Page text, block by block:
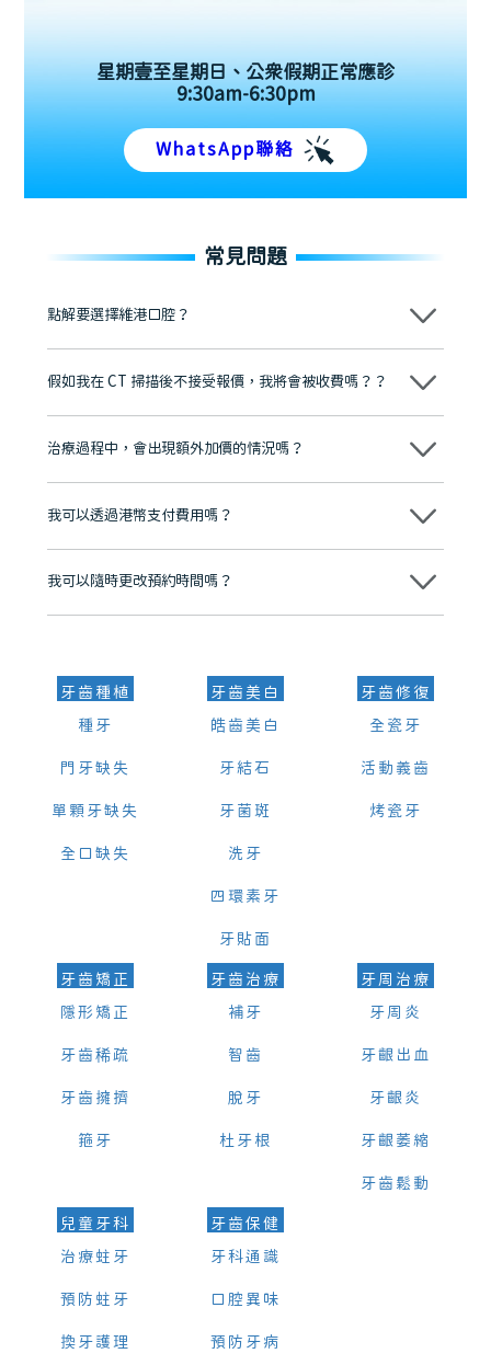
星期壹至星期日、公眾假期正常應診
9:30am-6:30pm
WhatsApp聯絡
常見問題
點解要選擇維港口腔？
維港口腔踐行「醫道濟世」的大學校訓，各分院匯聚來自香港、內地的
牌」、「2025香港企業領袖品牌」，是諾貝爾種植系統全球放心植牙中
至今已服務超過三十個國家和地區的顧客，受到粵港澳大灣區及周邊城
市市民極高的口碑評價及信任推薦 珠海、深圳設有八大分院，香港亦設
有咨詢及服務保障中心，有任何問題都可以隨時預約免費咨詢，讓人十
假如我在 CT 掃描後不接受報價，我將會被收費嗎？？
不會！只要未開始實際服務之前，你不會被收取任何費用。
治療過程中，會出現額外加價的情況嗎？
不會，治療前我們會詳細說明治療方案及對應的價錢，顧客同意並簽字
我可以透過港幣支付費用嗎？
可以。維港口腔會按照當日匯率轉算收取費用，而匯率會及時告知客人
我可以隨時更改預約時間嗎？
可以，請盡早通過wechat或whatsapp聯絡我們，告知我們你原本預約
牙齒種植
種牙
門牙缺失
單顆牙缺失
全口缺失
牙齒美白
皓齒美白
牙結石
牙菌斑
洗牙
四環素牙
牙貼面
牙齒修復
全瓷牙
活動義齒
烤瓷牙
牙齒矯正
隱形矯正
牙齒稀疏
牙齒擁擠
箍牙
牙齒治療
補牙
智齒
脫牙
杜牙根
牙周治療
牙周炎
牙齦出血
牙齦炎
牙齦萎縮
牙齒鬆動
兒童牙科
治療蛀牙
預防蛀牙
換牙護理
牙齒保健
牙科通識
口腔異味
預防牙病